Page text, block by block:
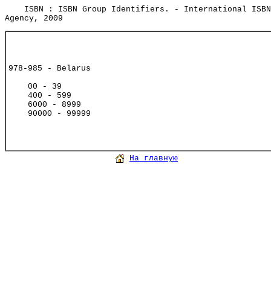
ISBN : ISBN Group Identifiers. - International ISBN
Agency, 2009
978-985 - Belarus
00 - 39
400 - 599
6000 - 8999
90000 - 99999
На главную